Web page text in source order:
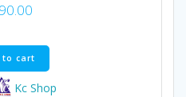
to cart
Kc Shop